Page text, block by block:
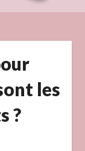
les
?